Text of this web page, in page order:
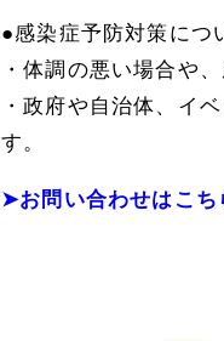
●感染症予防対策につ
・体調の悪い場合や
・政府や自治体、イ
す。
➤お問い合わせはこち